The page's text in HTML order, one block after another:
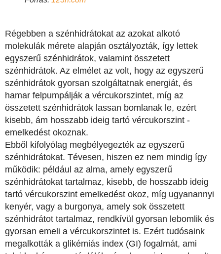
Régebben a szénhidrátokat az azokat alkotó
molekulák mérete alapján osztályozták, így lettek
egyszerű szénhidrátok, valamint összetett
szénhidrátok. Az elmélet az volt, hogy az egyszerű
szénhidrátok gyorsan szolgáltatnak energiát, és
hamar felpumpálják a vércukorszintet, míg az
összetett szénhidrátok lassan bomlanak le, ezért
kisebb, ám hosszabb ideig tartó vércukorszint -
emelkedést okoznak.
Ebből kifolyólag megbélyegezték az egyszerű
szénhidrátokat. Tévesen, hiszen ez nem mindig így
működik: például az alma, amely egyszerű
szénhidrátokat tartalmaz, kisebb, de hosszabb ideig
tartó vércukorszint emelkedést okoz, míg ugyanannyi
kenyér, vagy a burgonya, amely sok összetett
szénhidrátot tartalmaz, rendkívül gyorsan lebomlik és
gyorsan emeli a vércukorszintet is. Ezért tudósaink
megalkották a glikémiás index (GI) fogalmát, ami